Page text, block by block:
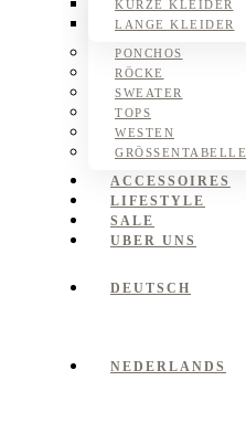
KURZE KLEIDER
LANGE KLEIDER
PONCHOS
RÖCKE
SWEATER
TOPS
WESTEN
GRÖSSENTABELLEN
ACCESSOIRES
LIFESTYLE
SALE
UBER UNS
DEUTSCH
NEDERLANDS